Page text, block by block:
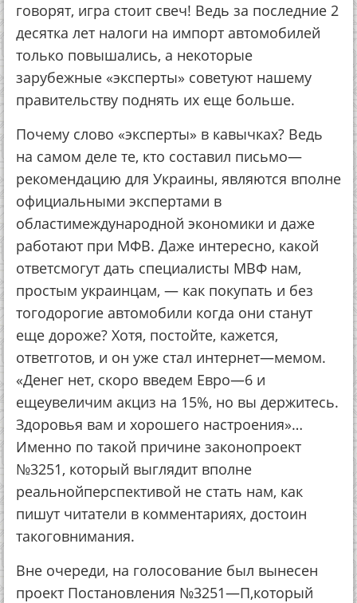
говорят, игра стоит свеч! Ведь за последние 2
десятка лет налоги на импорт автомобилей
только повышались, а некоторые
зарубежные «эксперты» советуют нашему
правительству поднять их еще больше.
Почему слово «эксперты» в кавычках? Ведь
на самом деле те, кто составил письмо—
рекомендацию для Украины, являются вполне
официальными экспертами в
областимеждународной экономики и даже
работают при МФВ. Даже интересно, какой
ответсмогут дать специалисты МВФ нам,
простым украинцам, — как покупать и без
тогодорогие автомобили когда они станут
еще дороже? Хотя, постойте, кажется,
ответготов, и он уже стал интернет—мемом.
«Денег нет, скоро введем Евро—6 и
ещеувеличим акциз на 15%, но вы держитесь.
Здоровья вам и хорошего настроения»…
Именно по такой причине законопроект
№3251, который выглядит вполне
реальнойперспективой не стать нам, как
пишут читатели в комментариях, достоин
такоговнимания.
Вне очереди, на голосование был вынесен
проект Постановления №3251—П,который